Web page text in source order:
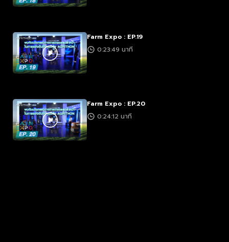
Farm Expo : EP.19
0:23:49 นาที
Farm Expo : EP.20
0:24:12 นาที